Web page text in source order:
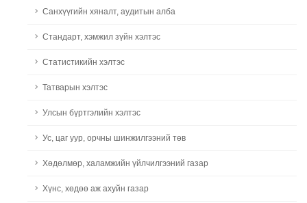
Санхүүгийн хяналт, аудитын алба
Стандарт, хэмжил зүйн хэлтэс
Статистикийн хэлтэс
Татварын хэлтэс
Улсын бүртгэлийн хэлтэс
Ус, цаг уур, орчны шинжилгээний төв
Хөдөлмөр, халамжийн үйлчилгээний газар
Хүнс, хөдөө аж ахуйн газар